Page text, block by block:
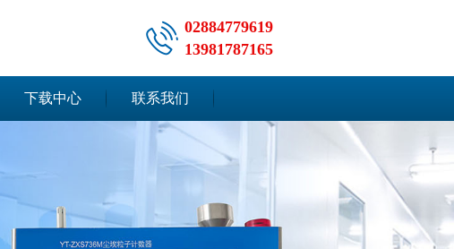
02884779619
13981787165
下载中心 联系我们